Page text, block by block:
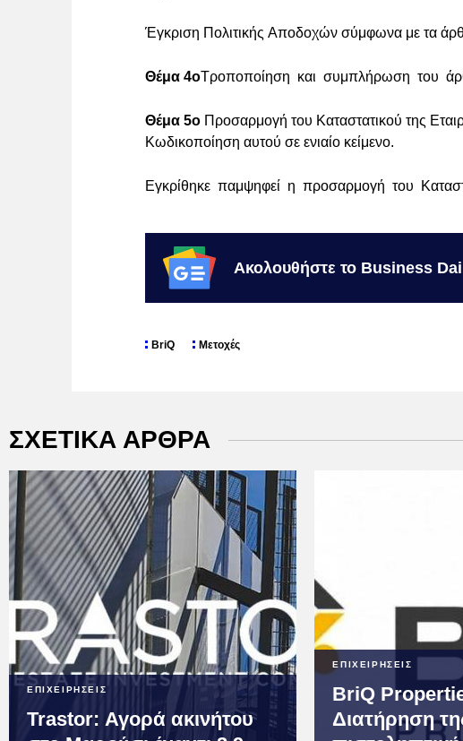
Έγκριση Πολιτικής Αποδοχών σύμφωνα με τα
Θέμα 4οΤροποποίηση και συμπλήρωση του
Θέμα 5ο Προσαρμογή του Καταστατικού της
Κωδικοποίηση αυτού σε ενιαίο κείμενο.
Εγκρίθηκε παμψηφεί η προσαρμογή του
Ακολουθήστε το Business
BriQ Μετοχές
ΣΧΕΤΙΚΑ ΑΡΘΡΑ
ΕΠΙΧΕΙΡΗΣΕΙΣ
Trastor: Αγορά ακινήτου
ΕΠΙΧΕΙΡΗΣΕΙΣ
BriQ
Διατήρηση